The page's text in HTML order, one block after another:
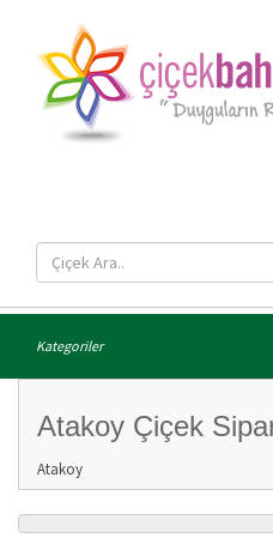
Kategoriler
Atakoy Çiçek
Atakoy